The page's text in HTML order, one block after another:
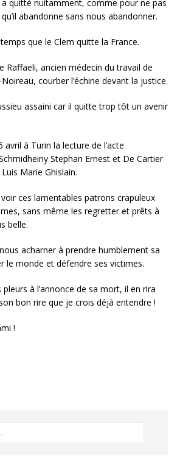
quitté nuitamment, comme pour ne pas
abandonne sans nous abandonner.
que le Clem quitte la France.
Raffaeli, ancien médecin du travail de
courber l’échine devant la justice.
assaini car il quitte trop tôt un avenir
avril à Turin la lecture de l’acte
Stephan Ernest et De Cartier
Marie Ghislain.
voir ces lamentables patrons crapuleux
sans même les regretter et prêts à
belle.
acharner à prendre humblement sa
le monde et défendre ses victimes.
pleurs à l’annonce de sa mort, il en rira
bon rire que je crois déjà entendre !
!